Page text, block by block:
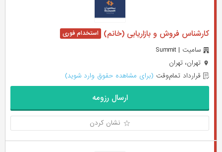
کارشناس فروش و بازاریابی (خانم)
سامیت | Summit
تهران، تهران
قرارداد تمام‌وقت (برای مشاهده حقوق وارد شوید)
ارسال رزومه
نشان کردن